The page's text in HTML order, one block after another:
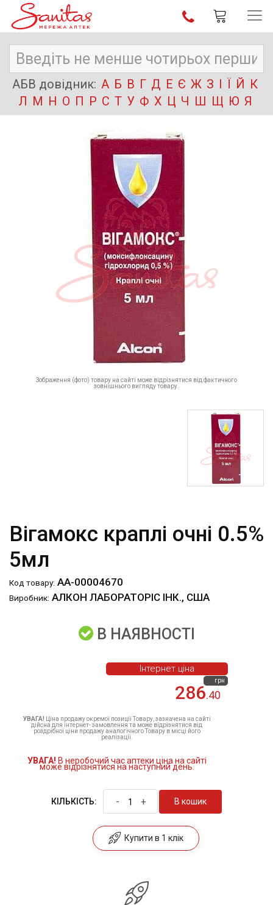
АБВ довідник: А Б В Г Д Е Є Ж З І Ї Й К
Л М Н О П Р С Т У Ф Х Ц Ч Ш Щ Ю Я
Зображення (фото) товару на сайті може відрізнятися від фактичного
зовнішнього вигляду товару.
Вігамокс краплі очні 0.5%
5мл
Код товару: АА-00004670
Виробник: АЛКОН ЛАБОРАТОРІС ІНК., США
В НАЯВНОСТІ
286.40
грн
Інтернет ціна
УВАГА! Ціна продажу окремої позиції Товару, зазначена на сайті
дійсна для інтернет- замовлення та може відрізнятися від
роздрібної ціни продажу аналогічного Товару в місці його
реалізації.
УВАГА! В неробочий час аптеки ціна на сайті
може відрізнятися на наступний день.
КІЛЬКІСТЬ: - + В кошик
Купити в 1 клік